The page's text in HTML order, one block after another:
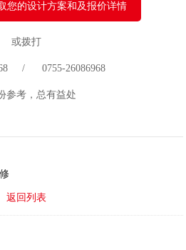
您的设计方案和及报价详情
或拨打
/ 0755-26086968
参考，总有益处
返回列表